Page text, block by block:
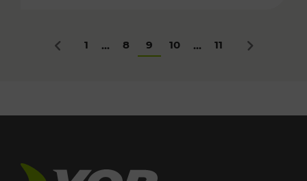
Zurück
1 ... 8 9 10 ... 11 Nächstes